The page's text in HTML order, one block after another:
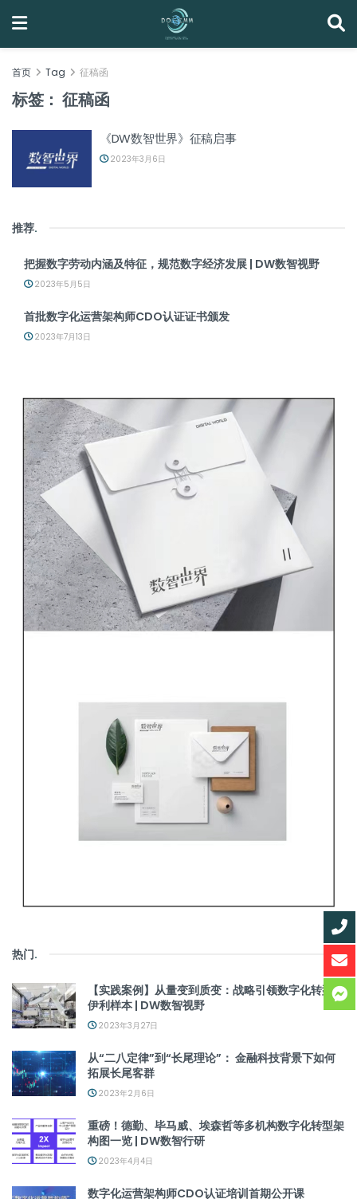
首页 Tag 征稿函
标签：征稿函
《DW数智世界》征稿启事
2023年3月6日
推荐.
把握数字劳动内涵及特征，规范数字经济发展 | DW数智视野
2023年5月5日
首批数字化运营架构师CDO认证证书颁发
2023年7月13日
热门.
【实践案例】从量变到质变：战略引领数字化转型的
伊利样本 | DW数智视野
2023年3月27日
从“二八定律”到“长尾理论”： 金融科技背景下如何
拓展长尾客群
2023年2月6日
重磅！德勤、毕马威、埃森哲等多机构数字化转型架
构图一览 | DW数智行研
2023年4月4日
数字化运营架构师CDO认证培训首期公开课